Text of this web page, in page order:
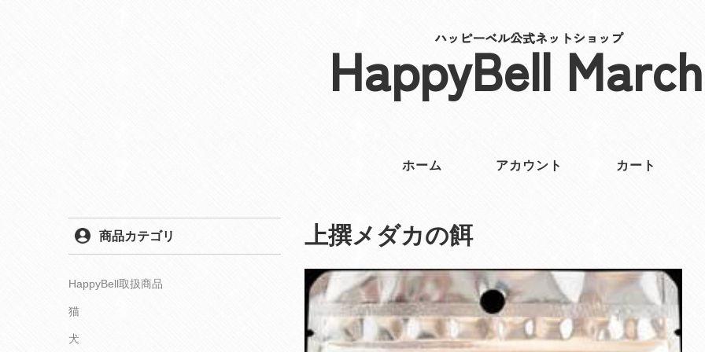
ハッピーベル公式ネットショップ
HappyBell
ホーム アカウント カート
上撰メダカの餌
商品カテゴリ
HappyBell取扱商品
猫
犬